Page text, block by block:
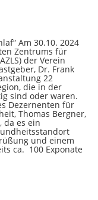
Am 30.10. 2024
Zentrums für
der Verein
Dr. Frank
22
die in der
sind oder waren.
Dezernenten für
Thomas Bergner,
da es ein
und einem
ca. 100 Exponate